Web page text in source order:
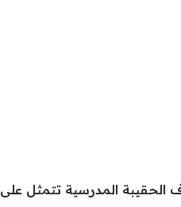
الحقيبة المدرسية تتمثل على